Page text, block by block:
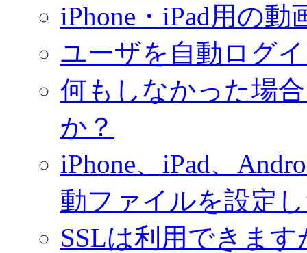
iPhone・iPad用の
ユーザを自動ログ
何もしなかった場
か？
iPhone、iPad、
動ファイルを設定
SSLは利用できます